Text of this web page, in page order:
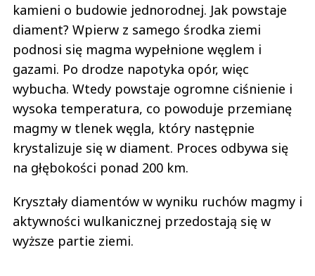
kamieni o budowie jednorodnej. Jak powstaje
diament? Wpierw z samego środka ziemi
podnosi się magma wypełnione węglem i
gazami. Po drodze napotyka opór, więc
wybucha. Wtedy powstaje ogromne ciśnienie i
wysoka temperatura, co powoduje przemianę
magmy w tlenek węgla, który następnie
krystalizuje się w diament. Proces odbywa się
na głębokości ponad 200 km.
Kryształy diamentów w wyniku ruchów magmy i
aktywności wulkanicznej przedostają się w
wyższe partie ziemi.